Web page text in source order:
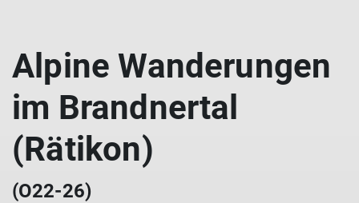
Alpine Wanderungen
im Brandnertal
(Rätikon)
(O22-26)